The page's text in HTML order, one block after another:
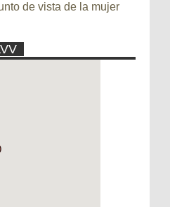
de vista de la mujer